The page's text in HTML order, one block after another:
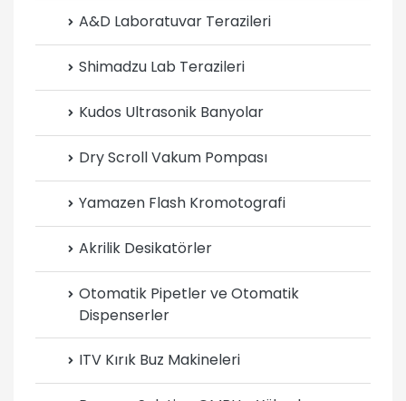
A&D Laboratuvar Terazileri
Shimadzu Lab Terazileri
Kudos Ultrasonik Banyolar
Dry Scroll Vakum Pompası
Yamazen Flash Kromotografi
Akrilik Desikatörler
Otomatik Pipetler ve Otomatik
Dispenserler
ITV Kırık Buz Makineleri